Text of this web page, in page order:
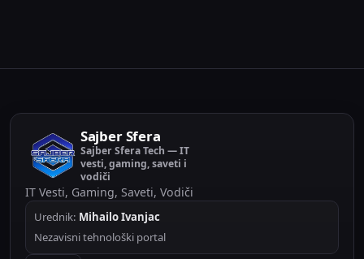
Sajber Sfera
Sajber Sfera Tech — IT
vesti, gaming, saveti i
vodiči
IT Vesti, Gaming, Saveti, Vodiči
Urednik: Mihailo Ivanjac
Nezavisni tehnološki portal